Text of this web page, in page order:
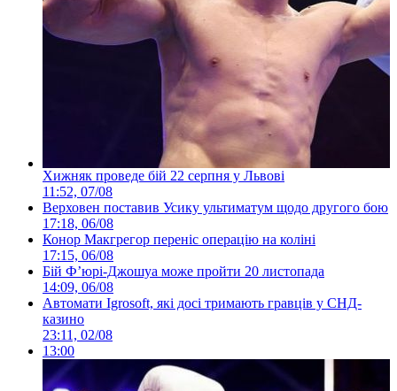
Хижняк проведе бій 22 серпня у Львові
11:52, 07/08
Верховен поставив Усику ультиматум щодо другого бою
17:18, 06/08
Конор Макгрегор переніс операцію на коліні
17:15, 06/08
Бій Ф’юрі-Джошуа може пройти 20 листопада
14:09, 06/08
Автомати Igrosoft, які досі тримають гравців у СНД-
казино
23:11, 02/08
13:00